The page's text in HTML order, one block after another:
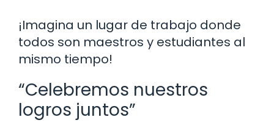
¡Imagina un lugar de trabajo donde
todos son maestros y estudiantes al
mismo tiempo!
“Celebremos nuestros
logros juntos”